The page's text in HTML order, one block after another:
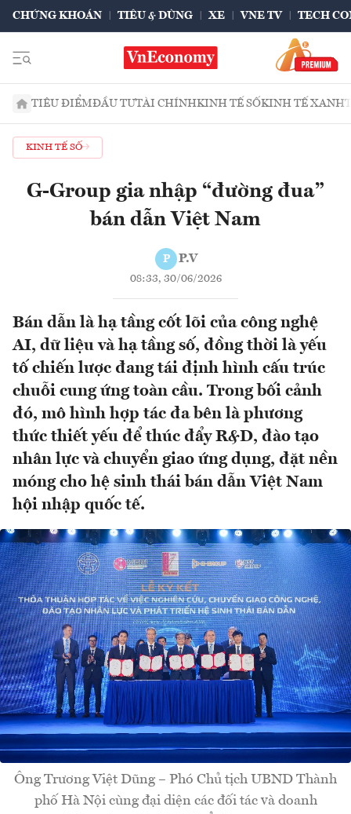
CHỨNG KHOÁN TIÊU & DÙNG XE VNE TV TECH
TIÊU ĐIỂMĐẦU TƯTÀI CHÍNHKINH TẾ SỐKINH TẾ XANH
KINH TẾ SỐ
G-Group gia nhập “đường đua”
bán dẫn Việt Nam
P P.V
08:33, 30/06/2026
Bán dẫn là hạ tầng cốt lõi của công nghệ
AI, dữ liệu và hạ tầng số, đồng thời là yếu
tố chiến lược đang tái định hình cấu trúc
chuỗi cung ứng toàn cầu. Trong bối cảnh
đó, mô hình hợp tác đa bên là phương
thức thiết yếu để thúc đẩy R&D, đào tạo
nhân lực và chuyển giao ứng dụng, đặt nền
móng cho hệ sinh thái bán dẫn Việt Nam
hội nhập quốc tế.
Ông Trương Việt Dũng – Phó Chủ tịch UBND Thành
phố Hà Nội cùng đại diện các đối tác và doanh